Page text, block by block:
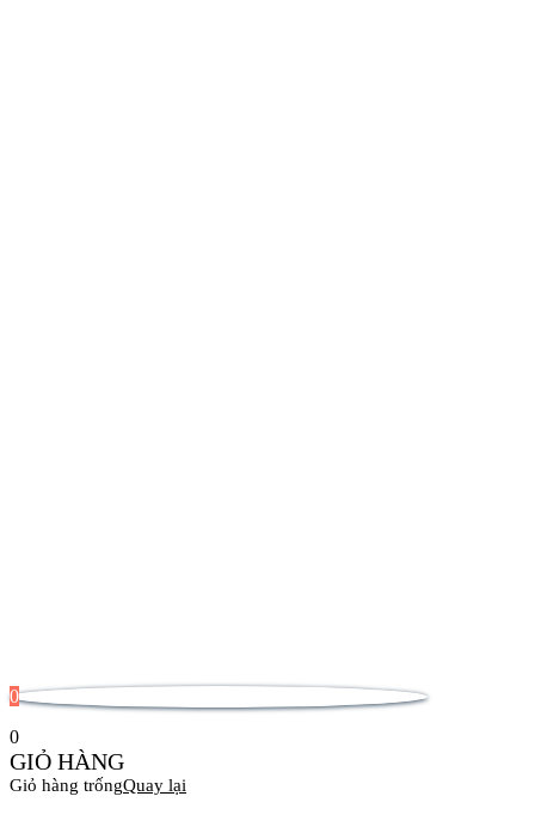
0
0
GIỎ HÀNG
Giỏ hàng trốngQuay lại